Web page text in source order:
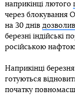
наприкінці лютого
через блокування
на 30 днів
березні індійські
російською
Наприкінці
готуються
початку